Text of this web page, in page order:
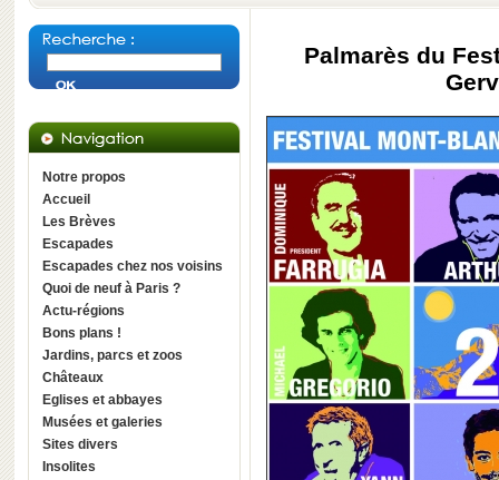
Notre propos
Accueil
Les Brèves
Escapades
Escapades chez nos voisins
Quoi de neuf à Paris ?
Actu-régions
Bons plans !
Jardins, parcs et zoos
Châteaux
Eglises et abbayes
Musées et galeries
Sites divers
Insolites
Palmarès du